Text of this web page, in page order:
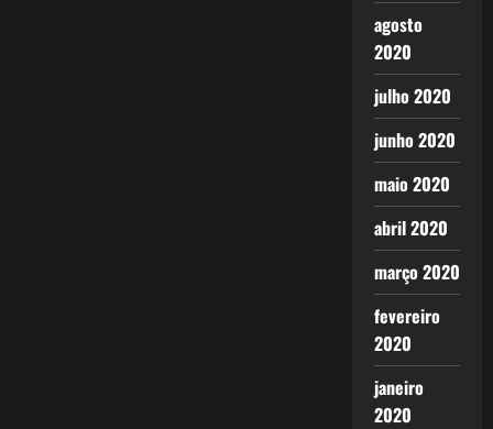
agosto
2020
julho 2020
junho 2020
maio 2020
abril 2020
março 2020
fevereiro
2020
janeiro
2020